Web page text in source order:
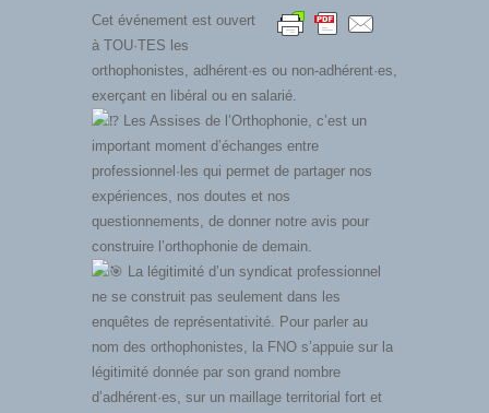
Cet événement est ouvert
à TOU·TES les
orthophonistes, adhérent·es ou non-adhérent·es,
exerçant en libéral ou en salarié.
Les Assises de l’Orthophonie, c’est un
important moment d’échanges entre
professionnel·les qui permet de partager nos
expériences, nos doutes et nos
questionnements, de donner notre avis pour
construire l’orthophonie de demain.
La légitimité d’un syndicat professionnel
ne se construit pas seulement dans les
enquêtes de représentativité. Pour parler au
nom des orthophonistes, la FNO s’appuie sur la
légitimité donnée par son grand nombre
d’adhérent·es, sur un maillage territorial fort et